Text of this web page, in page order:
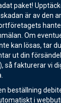
paket!
är av den
Om
kan lösas, tar
ut din
så fakturerar vi
beställning
i